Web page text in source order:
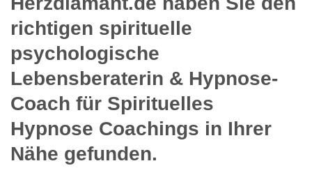
richtigen spirituelle
psychologische
Lebensberaterin & Hypnose-
Coach für Spirituelles
Hypnose Coachings in Ihrer
Nähe gefunden.